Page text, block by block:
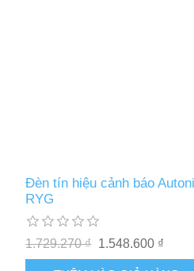
Đèn tín hiệu cảnh báo
RYG
1.729.270 ₫ 1.548.600 ₫